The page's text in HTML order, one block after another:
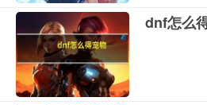
dnf怎么